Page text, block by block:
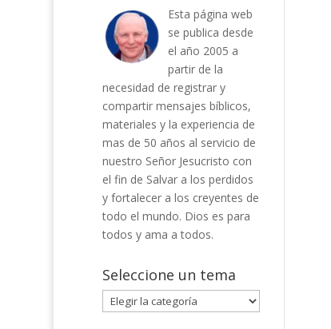
Esta página web
se publica desde
el año 2005 a
partir de la
necesidad de registrar y
compartir mensajes bíblicos,
materiales y la experiencia de
mas de 50 años al servicio de
nuestro Señor Jesucristo con
el fin de Salvar a los perdidos
y fortalecer a los creyentes de
todo el mundo. Dios es para
todos y ama a todos.
Seleccione un tema
Seleccione
un